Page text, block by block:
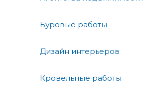
Буровые работы
Дизайн интерьеров
Кровельные работы